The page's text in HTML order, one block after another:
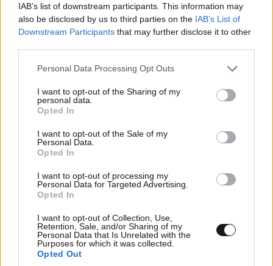
IAB’s list of downstream participants. This information may
also be disclosed by us to third parties on the IAB’s List of
Downstream Participants that may further disclose it to other
Please note that this website/app uses one or more Google
not limited to your visit or usage behaviour. You may click to
grant or deny consent to Google and its third-party tags to
use your data for below specified purposes in below Google
consent section.
Personal Data Processing Opt Outs
I want to opt-out of the Sharing of my
personal data.
Opted In
I want to opt-out of the Sale of my
Personal Data.
Opted In
I want to opt-out of processing my
Personal Data for Targeted Advertising.
Opted In
I want to opt-out of Collection, Use,
Retention, Sale, and/or Sharing of my
Personal Data that Is Unrelated with the
Purposes for which it was collected.
Opted Out
ΕΛΛΑΔΑ06·08·2026 21:47
– Τι λένε μάρτυρες για τη 42χρονη Ολλανδή
που πνίγηκε προσπαθώντας να σώσει τη φίλη